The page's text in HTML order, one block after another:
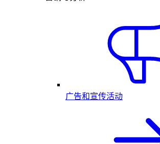
广告和宣传活动